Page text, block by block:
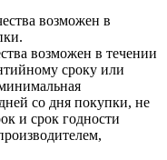
возможен в
возможен в течении
сроку или
со дня покупки, не
и срок годности